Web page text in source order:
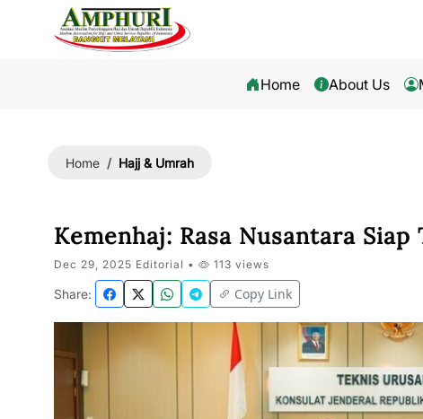
Home About Us
Home Hajj & Umrah
Kemenhaj: Rasa Nusantara
Dec 29, 2025 Editorial • 113 views
Share: Copy Link